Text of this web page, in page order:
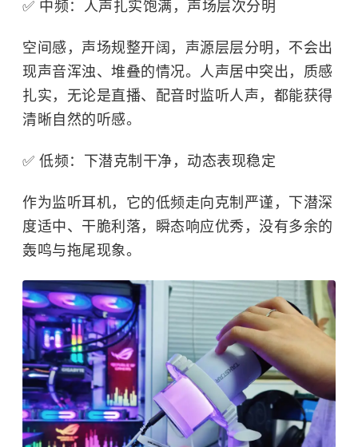
✅ 中频：人声扎实饱满，声场层次分明
空间感，声场规整开阔，声源层层分明，不会出
现声音浑浊、堆叠的情况。人声居中突出，质感
扎实，无论是直播、配音时监听人声，都能获得
清晰自然的听感。
✅ 低频：下潜克制干净，动态表现稳定
作为监听耳机，它的低频走向克制严谨，下潜深
度适中、干脆利落，瞬态响应优秀，没有多余的
轰鸣与拖尾现象。